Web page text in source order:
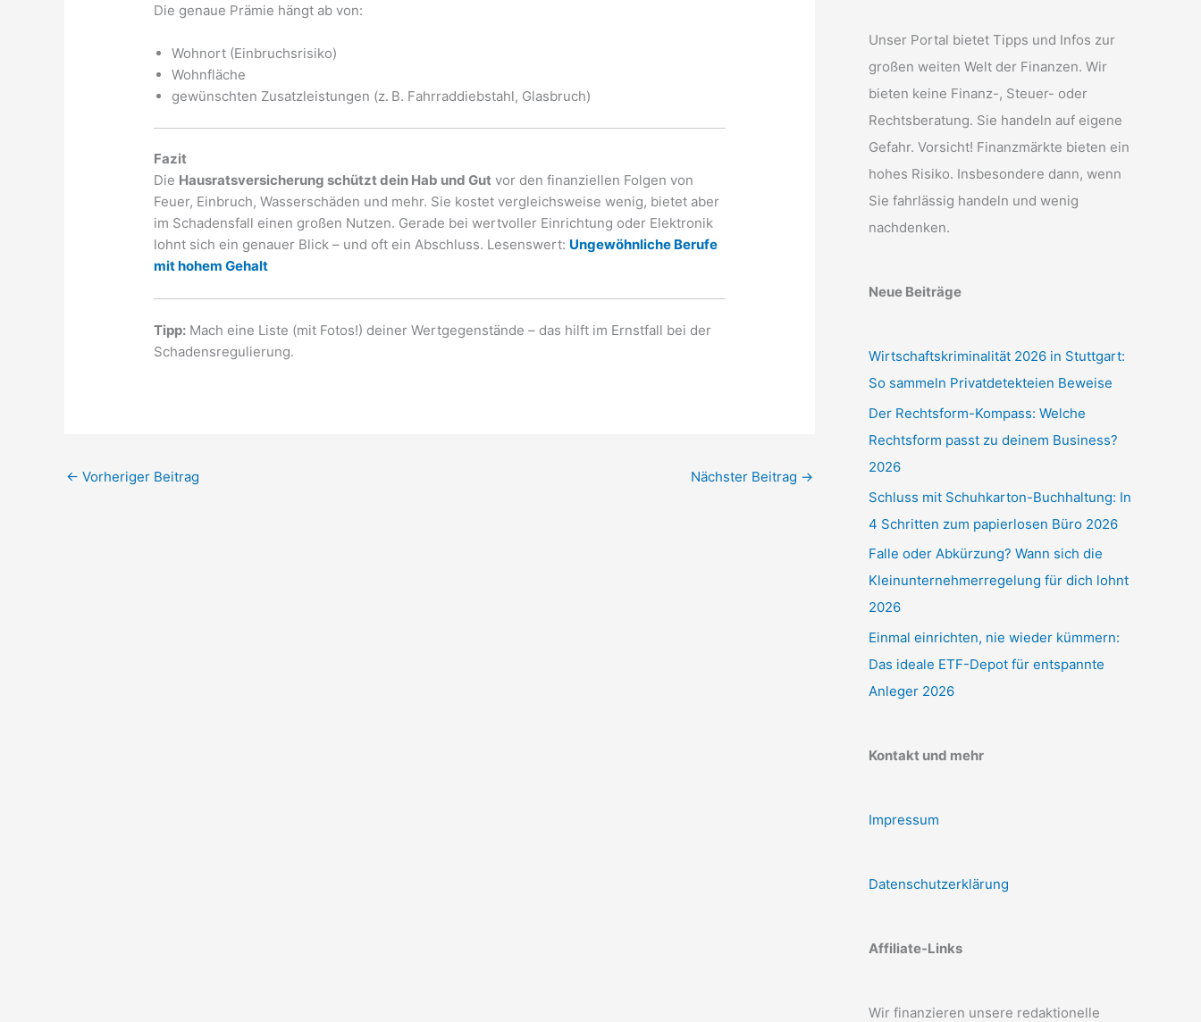
Die genaue Prämie hängt ab von:
Wohnort (Einbruchsrisiko)
Wohnfläche
gewünschten Zusatzleistungen (z. B. Fahrraddiebstahl, Glasbruch)
Fazit
Die Hausratsversicherung schützt dein Hab und Gut vor den finanziellen Folgen von
Feuer, Einbruch, Wasserschäden und mehr. Sie kostet vergleichsweise wenig, bietet aber
im Schadensfall einen großen Nutzen. Gerade bei wertvoller Einrichtung oder Elektronik
lohnt sich ein genauer Blick – und oft ein Abschluss. Lesenswert: Ungewöhnliche Berufe
mit hohem Gehalt
Tipp: Mach eine Liste (mit Fotos!) deiner Wertgegenstände – das hilft im Ernstfall bei der
Schadensregulierung.
← Vorheriger Beitrag Nächster Beitrag →
Unser Portal bietet Tipps und Infos zur
großen weiten Welt der Finanzen. Wir
bieten keine Finanz-, Steuer- oder
Rechtsberatung. Sie handeln auf eigene
Gefahr. Vorsicht! Finanzmärkte bieten ein
hohes Risiko. Insbesondere dann, wenn
Sie fahrlässig handeln und wenig
nachdenken.
Neue Beiträge
Wirtschaftskriminalität 2026 in Stuttgart:
So sammeln Privatdetekteien Beweise
Der Rechtsform-Kompass: Welche
Rechtsform passt zu deinem Business?
2026
Schluss mit Schuhkarton-Buchhaltung: In
4 Schritten zum papierlosen Büro 2026
Falle oder Abkürzung? Wann sich die
Kleinunternehmerregelung für dich lohnt
2026
Einmal einrichten, nie wieder kümmern:
Das ideale ETF-Depot für entspannte
Anleger 2026
Kontakt und mehr
Impressum
Datenschutzerklärung
Affiliate-Links
Wir finanzieren unsere redaktionelle